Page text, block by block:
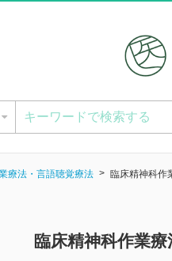
療法・言語聴覚療法 臨床精神科作
臨床精神科作業療